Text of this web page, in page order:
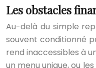
Les obstacles
Au-delà du simple
souvent conditionné
rend inaccessibles à
un menu unique, ou